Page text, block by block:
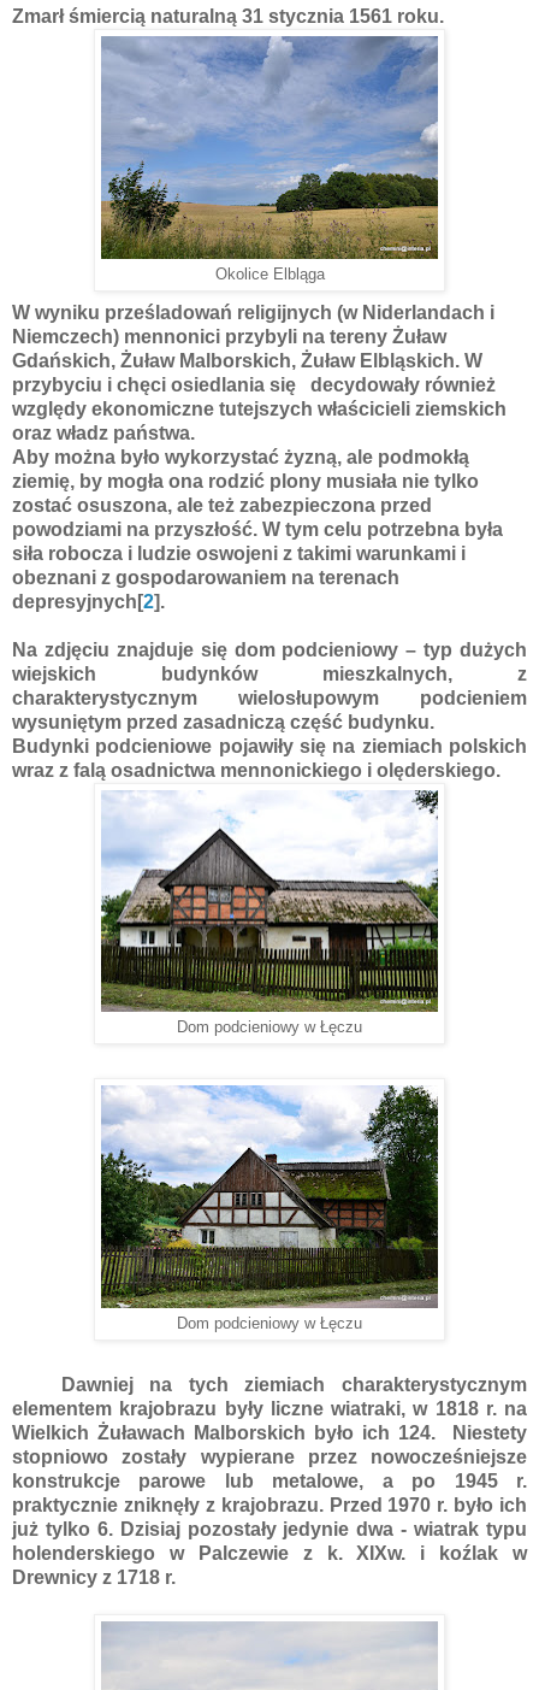
Zmarł śmiercią naturalną 31 stycznia 1561 roku.
Okolice Elbląga
W wyniku prześladowań religijnych (w Niderlandach i
Niemczech) mennonici przybyli na tereny Żuław
Gdańskich, Żuław Malborskich, Żuław Elbląskich. W
przybyciu i chęci osiedlania się decydowały również
względy ekonomiczne tutejszych właścicieli ziemskich
oraz władz państwa.
Aby można było wykorzystać żyzną, ale podmokłą
ziemię, by mogła ona rodzić plony musiała nie tylko
zostać osuszona, ale też zabezpieczona przed
powodziami na przyszłość. W tym celu potrzebna była
siła robocza i ludzie oswojeni z takimi warunkami i
obeznani z gospodarowaniem na terenach
depresyjnych[2].
Na zdjęciu znajduje się dom podcieniowy – typ dużych
wiejskich budynków mieszkalnych, z
charakterystycznym wielosłupowym podcieniem
wysuniętym przed zasadniczą część budynku.
Budynki podcieniowe pojawiły się na ziemiach polskich
wraz z falą osadnictwa mennonickiego i olęderskiego.
Dom podcieniowy w Łęczu
Dom podcieniowy w Łęczu
Dawniej na tych ziemiach charakterystycznym
elementem krajobrazu były liczne wiatraki, w 1818 r. na
Wielkich Żuławach Malborskich było ich 124. Niestety
stopniowo zostały wypierane przez nowocześniejsze
konstrukcje parowe lub metalowe, a po 1945 r.
praktycznie zniknęły z krajobrazu. Przed 1970 r. było ich
już tylko 6. Dzisiaj pozostały jedynie dwa - wiatrak typu
holenderskiego w Palczewie z k. XIXw. i koźlak w
Drewnicy z 1718 r.